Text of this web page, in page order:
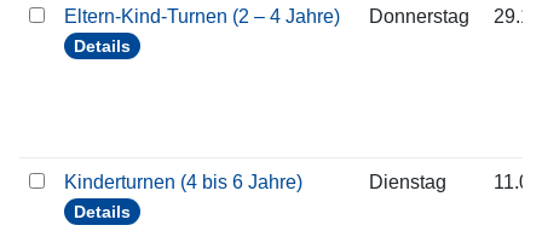
Eltern-Kind-Turnen (2 – 4 Jahre)
Details
Donnerstag
Kinderturnen (4 bis 6 Jahre)
Details
Dienstag